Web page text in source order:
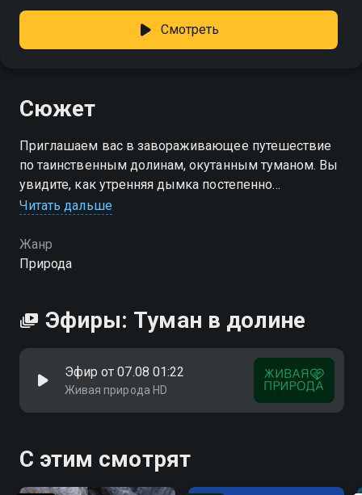
Смотреть
Сюжет
Приглашаем вас в завораживающее путешествие
по таинственным долинам, окутанным туманом. Вы
увидите, как утренняя дымка постепенно
поднимается над землей, открывая взору
Читать дальше
Жанр
Природа
Эфиры: Туман в долине
Эфир от 07.08 01:22
Живая природа HD
С этим смотрят